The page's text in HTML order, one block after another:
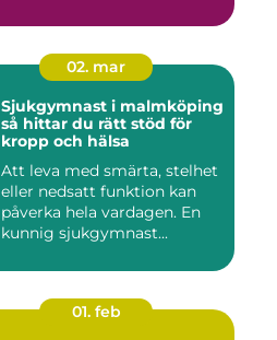
02. mar
Sjukgymnast i malmköping
så hittar du rätt stöd för
kropp och hälsa
Att leva med smärta, stelhet
eller nedsatt funktion kan
påverka hela vardagen. En
kunnig sjukgymnast...
01. feb